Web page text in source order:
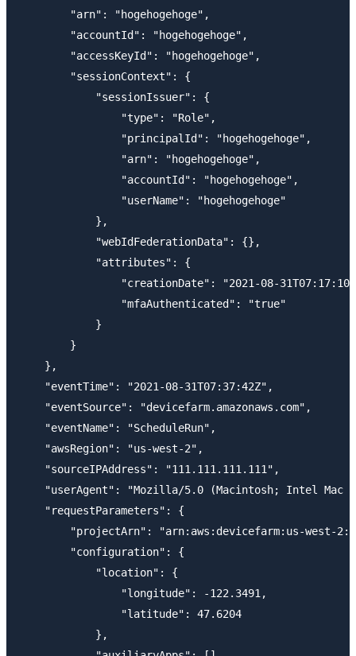
        "arn": "hogehogehoge",
        "accountId": "hogehogehoge",
        "accessKeyId": "hogehogehoge",
        "sessionContext": {
            "sessionIssuer": {
                "type": "Role",
                "principalId": "hogehogehoge",
                "arn": "hogehogehoge",
                "accountId": "hogehogehoge",
                "userName": "hogehogehoge"
            },
            "webIdFederationData": {},
            "attributes": {
"creationDate": "2021-08-
                "mfaAuthenticated": "true"
            }
        }
    },
    "eventTime": "2021-08-31T07:37:42Z",
    "eventSource": "devicefarm.amazonaws.com",
    "eventName": "ScheduleRun",
    "awsRegion": "us-west-2",
    "sourceIPAddress": "111.111.111.111",
"userAgent": "Mozilla/5.0 (Macintosh; Intel Mac
    "requestParameters": {
"projectArn": "arn:aws:devicefarm:us-west-
        "configuration": {
            "location": {
                "longitude": -122.3491,
                "latitude": 47.6204
            },